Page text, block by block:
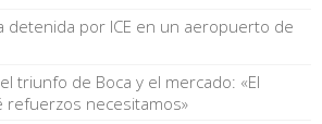
detenida por ICE en un aeropuerto de
triunfo de Boca y el mercado: «El
necesitamos»